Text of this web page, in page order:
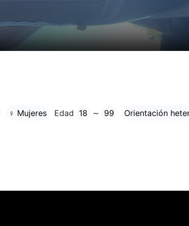
♀ Mujeres Edad 18 ∼ 99 Orientación